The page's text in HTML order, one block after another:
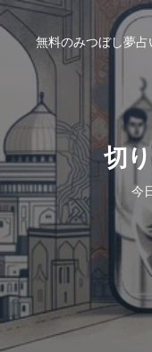
無料のみつぼし夢
切
今